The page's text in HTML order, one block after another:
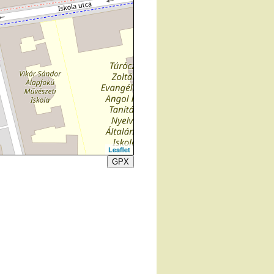
Leaflet
GPX